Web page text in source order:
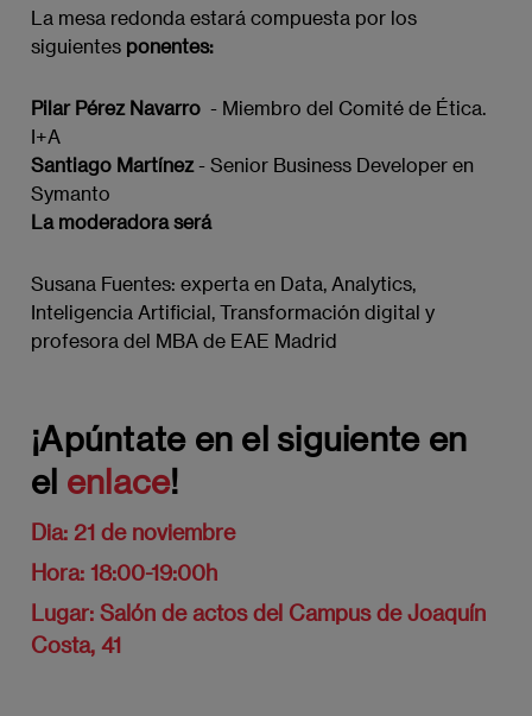
La mesa redonda estará compuesta por los
siguientes ponentes:
Pilar Pérez Navarro - Miembro del Comité de Ética.
I+A
Santiago Martínez - Senior Business Developer en
Symanto
La moderadora será
Susana Fuentes: experta en Data, Analytics,
Inteligencia Artificial, Transformación digital y
profesora del MBA de EAE Madrid
¡Apúntate en el siguiente en
el enlace!
Dia: 21 de noviembre
Hora: 18:00-19:00h
Lugar: Salón de actos del Campus de Joaquín
Costa, 41